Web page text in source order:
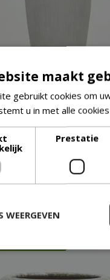
d34h66 zand
99
,95
maakt
gebruikt cookies om
u in met alle
Prestatie
WEERGEVEN